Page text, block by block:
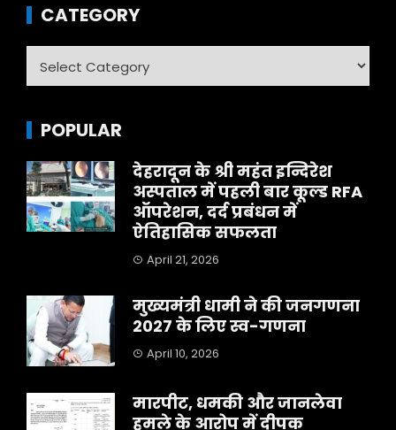
CATEGORY
POPULAR
देहरादून के श्री महंत इन्दिरेश
अस्पताल में पहली बार कूल्ड RFA
ऑपरेशन, दर्द प्रबंधन में
ऐतिहासिक सफलता
April 21, 2026
मुख्यमंत्री धामी ने की जनगणना
2027 के लिए स्व-गणना
April 10, 2026
मारपीट, धमकी और जानलेवा
हमले के आरोप में दीपक